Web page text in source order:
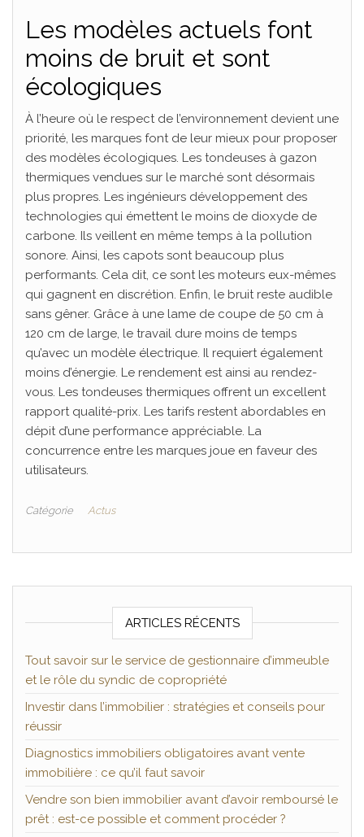
Les modèles actuels font
moins de bruit et sont
écologiques
À l’heure où le respect de l’environnement devient une
priorité, les marques font de leur mieux pour proposer
des modèles écologiques. Les tondeuses à gazon
thermiques vendues sur le marché sont désormais
plus propres. Les ingénieurs développement des
technologies qui émettent le moins de dioxyde de
carbone. Ils veillent en même temps à la pollution
sonore. Ainsi, les capots sont beaucoup plus
performants. Cela dit, ce sont les moteurs eux-mêmes
qui gagnent en discrétion. Enfin, le bruit reste audible
sans gêner. Grâce à une lame de coupe de 50 cm à
120 cm de large, le travail dure moins de temps
qu’avec un modèle électrique. Il requiert également
moins d’énergie. Le rendement est ainsi au rendez-
vous. Les tondeuses thermiques offrent un excellent
rapport qualité-prix. Les tarifs restent abordables en
dépit d’une performance appréciable. La
concurrence entre les marques joue en faveur des
utilisateurs.
Catégorie Actus
ARTICLES RÉCENTS
Tout savoir sur le service de gestionnaire d’immeuble
et le rôle du syndic de copropriété
Investir dans l’immobilier : stratégies et conseils pour
réussir
Diagnostics immobiliers obligatoires avant vente
immobilière : ce qu’il faut savoir
Vendre son bien immobilier avant d’avoir remboursé le
prêt : est-ce possible et comment procéder ?